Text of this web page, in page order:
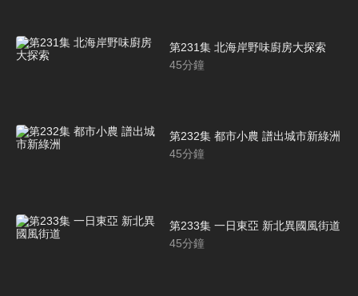
第231集 北海岸野味廚房大探索
45分鐘
第232集 都市小農 譜出城市新綠洲
45分鐘
第233集 一日東亞 新北異國風街道
45分鐘